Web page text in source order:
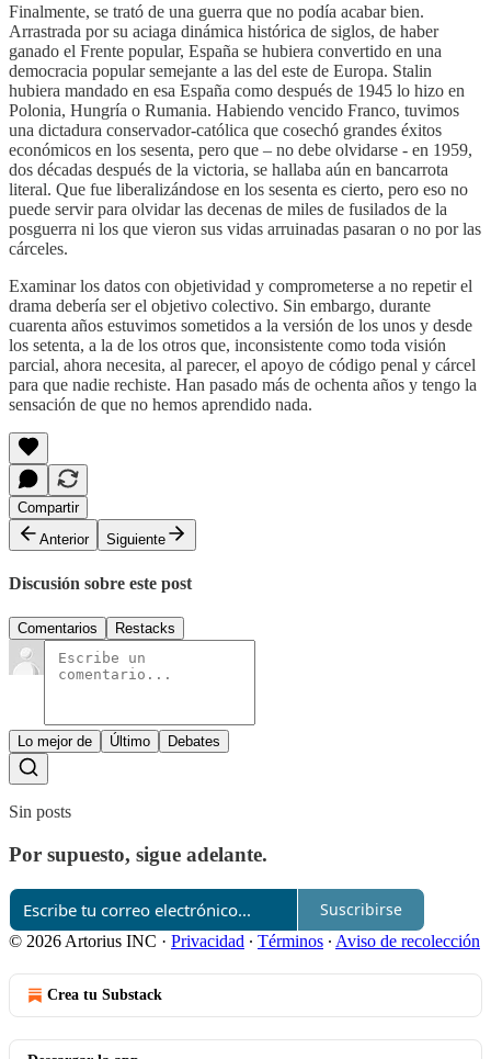
Finalmente, se trató de una guerra que no podía acabar bien.
Arrastrada por su aciaga dinámica histórica de siglos, de haber
ganado el Frente popular, España se hubiera convertido en una
democracia popular semejante a las del este de Europa. Stalin
hubiera mandado en esa España como después de 1945 lo hizo en
Polonia, Hungría o Rumania. Habiendo vencido Franco, tuvimos
una dictadura conservador-católica que cosechó grandes éxitos
económicos en los sesenta, pero que – no debe olvidarse - en 1959,
dos décadas después de la victoria, se hallaba aún en bancarrota
literal. Que fue liberalizándose en los sesenta es cierto, pero eso no
puede servir para olvidar las decenas de miles de fusilados de la
posguerra ni los que vieron sus vidas arruinadas pasaran o no por las
cárceles.
Examinar los datos con objetividad y comprometerse a no repetir el
drama debería ser el objetivo colectivo. Sin embargo, durante
cuarenta años estuvimos sometidos a la versión de los unos y desde
los setenta, a la de los otros que, inconsistente como toda visión
parcial, ahora necesita, al parecer, el apoyo de código penal y cárcel
para que nadie rechiste. Han pasado más de ochenta años y tengo la
sensación de que no hemos aprendido nada.
Compartir
Anterior
Siguiente
Discusión sobre este post
Comentarios Restacks
Lo mejor de Último Debates
Sin posts
Por supuesto, sigue adelante.
Suscribirse
© 2026 Artorius INC · Privacidad ∙ Términos ∙ Aviso de recolección
Crea tu Substack